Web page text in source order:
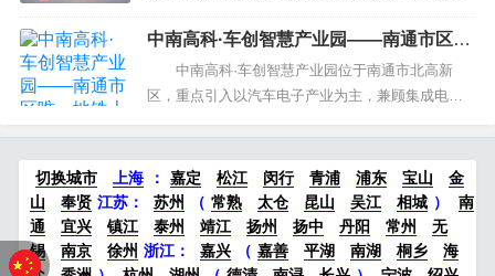
引资等，助力地方产业...
约121.26亩。本数据来自前瞻产业研究院产业园区
数据库，前瞻产业研究院20年持续聚焦全国细分产
业研究、产业规划、产业园区规划、产业地产规
划、特色小镇规划、产业新城规划及产业园区招商
中南高科·车创智慧产业园——南通市区唯
一地铁上盖标杆园区
中南高科·车创智慧产业园位于南通市北高新
区，重点引入以汽车电子产业为主，兼顾集成电路
造生态。 车创智慧产业园作为市北高新区重点
项目，地理位置优越，周边交通四通八达，公路、
铁路...
切换城市 上海 ： 嘉定 松江 闵行 青浦 浦东 宝山
金
山
奉贤 江苏： 苏州 （ 常熟 太仓 昆山 吴江 相城 ）
南
通
宜兴 镇江 泰州 靖江 扬州 扬中 丹阳 常州
无
锡
南京 徐州 浙江： 嘉兴 （ 嘉善 平湖 南湖 桐乡
海